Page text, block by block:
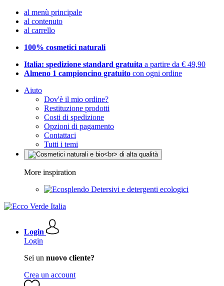
al menù principale
al contenuto
al carrello
100% cosmetici naturali
Italia: spedizione standard gratuita a partire da € 49,90
Almeno 1 campioncino gratuito con ogni ordine
Aiuto
Dov'è il mio ordine?
Restituzione prodotti
Costi di spedizione
Opzioni di pagamento
Contattaci
Tutti i temi
More inspiration
Detersivi e detergenti ecologici
Login
Login
Sei un nuovo cliente?
Crea un account